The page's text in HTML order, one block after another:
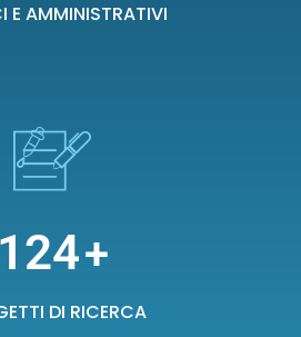
testo
E AMMINISTRATIVI
124+
DI RICERCA